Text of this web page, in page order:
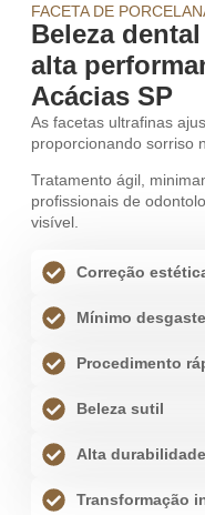
FACETA DE
Beleza
alta
Acácias SP
As facetas ultrafinas
proporcionando sorriso
Tratamento ágil,
profissionais de
visível.
Correção
Mínimo desgaste
Procedimento
Beleza sutil
Alta durabilidade
Transformação